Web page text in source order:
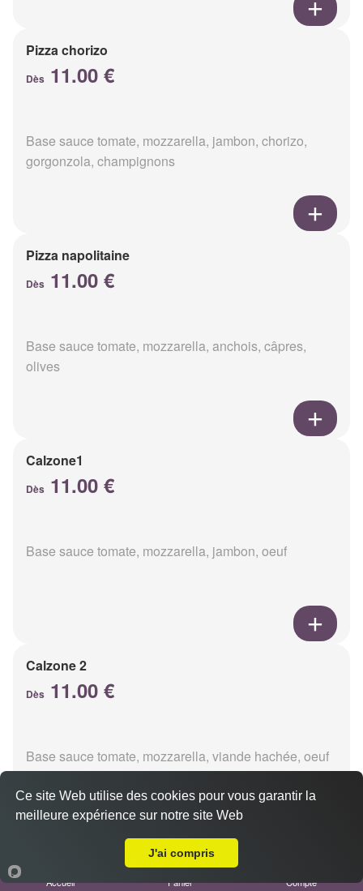
Pizza chorizo
Dès 11.00 €
Base sauce tomate, mozzarella, jambon, chorizo,
gorgonzola, champignons
Pizza napolitaine
Dès 11.00 €
Base sauce tomate, mozzarella, anchois, câpres,
olives
Calzone1
Dès 11.00 €
Base sauce tomate, mozzarella, jambon, oeuf
Calzone 2
Dès 11.00 €
Base sauce tomate, mozzarella, viande hachée, oeuf
Accueil Panier Compte
Ce site Web utilise des cookies pour vous garantir la
meilleure expérience sur notre site Web
J'ai compris